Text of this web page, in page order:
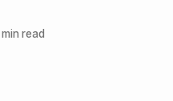
read